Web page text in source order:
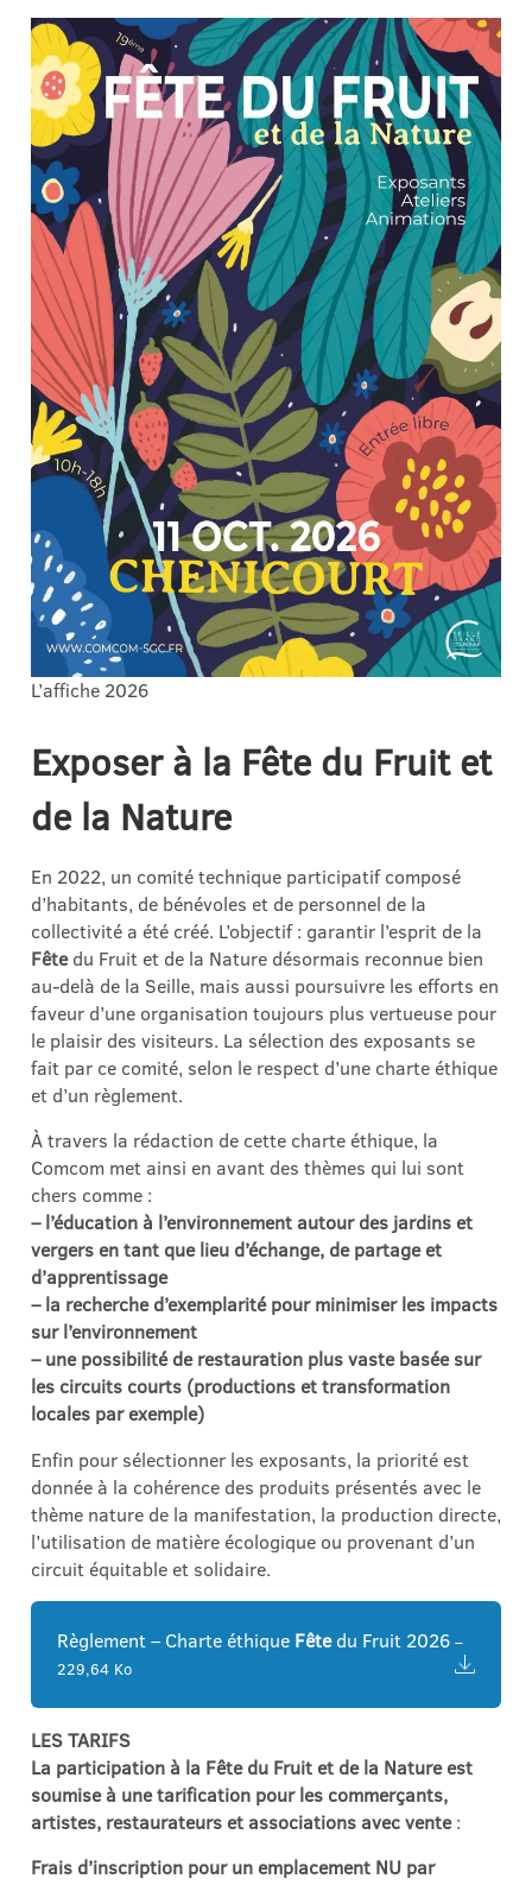
L’affiche 2026
Exposer à la Fête du Fruit et
de la Nature
En 2022, un comité technique participatif composé
d’habitants, de bénévoles et de personnel de la
collectivité a été créé. L’objectif : garantir l’esprit de la
Fêtedu Fruit et de la Nature désormais reconnue bien
au-delà de la Seille, mais aussi poursuivre les efforts en
faveur d’une organisation toujours plus vertueuse pour
le plaisir des visiteurs. La sélection des exposants se
fait par ce comité, selon le respect d’une charte éthique
et d’un règlement.
À travers la rédaction de cette charte éthique, la
Comcom met ainsi en avant des thèmes qui lui sont
chers comme :
– l’éducation à l’environnement autour des jardins et
vergers en tant que lieu d’échange, de partage et
d’apprentissage
– la recherche d’exemplarité pour minimiser les impacts
sur l’environnement
– une possibilité de restauration plus vaste basée sur
les circuits courts (productions et transformation
locales par exemple)
Enfin pour sélectionner les exposants, la priorité est
donnée à la cohérence des produits présentés avec le
thème nature de la manifestation, la production directe,
l’utilisation de matière écologique ou provenant d’un
circuit équitable et solidaire.
Règlement – Charte éthique Fêtedu Fruit 2026 –
229,64 Ko
LES TARIFS
La participation à la Fêtedu Fruit et de la Nature est
soumise à une tarification pour les commerçants,
artistes, restaurateurs et associations avec vente:
Frais d’inscription pour un emplacement NU par